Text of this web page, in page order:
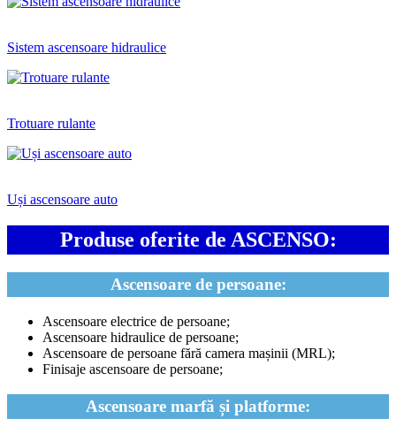
Sistem ascensoare hidraulice
Trotuare rulante
Uși ascensoare auto
Produse oferite de ASCENSO:
Ascensoare de persoane:
Ascensoare electrice de persoane;
Ascensoare hidraulice de persoane;
Ascensoare de persoane fără camera mașinii (MRL);
Finisaje ascensoare de persoane;
Ascensoare marfă și platforme: